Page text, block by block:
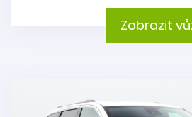
Zobrazit